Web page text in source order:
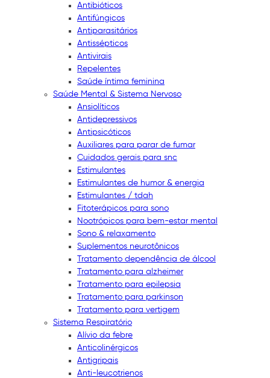
Antibióticos
Antifúngicos
Antiparasitários
Antissépticos
Antivirais
Repelentes
Saúde íntima feminina
Saúde Mental & Sistema Nervoso
Ansiolíticos
Antidepressivos
Antipsicóticos
Auxiliares para parar de fumar
Cuidados gerais para snc
Estimulantes
Estimulantes de humor & energia
Estimulantes / tdah
Fitoterápicos para sono
Nootrópicos para bem-estar mental
Sono & relaxamento
Suplementos neurotônicos
Tratamento dependência de álcool
Tratamento para alzheimer
Tratamento para epilepsia
Tratamento para parkinson
Tratamento para vertigem
Sistema Respiratório
Alívio da febre
Anticolinérgicos
Antigripais
Anti-leucotrienos